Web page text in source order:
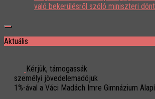
való bekerülésről szóló miniszteri
Aktuális
Kérjük, támogassák
személyi jövedelemadójuk
1%-ával a Váci Madách Imre Gimnázium